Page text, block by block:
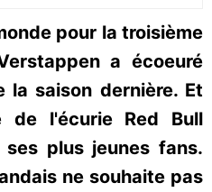
pour la troisième
a écoeuré
la saison dernière. Et
de l'écurie Red Bull
plus jeunes fans.
ne souhaite pas